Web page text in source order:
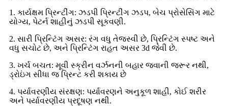
1. કાર્યક્ષમ પ્રિન્ટીંગ: ઝડપી પ્રિન્ટીંગ ઝડપ, બેચ પ્રોસેસિંગ માટે
યોગ્ય, પેટર્ન શાહીનું ઝડપી સૂકવણી.
2. સારી પ્રિન્ટિંગ અસર: રંગ વધુ તેજસ્વી છે, પ્રિન્ટિંગ સ્પષ્ટ અને
વધુ સચોટ છે, અને પ્રિન્ટિંગ રાહત અસર 3d જેવી છે.
3. ખર્ચ બચત: મૂવી સ્ક્રીન વર્ઝનની બહાર જવાની જરૂર નથી,
ડ્રોઇંગ સીધા જ પ્રિન્ટ કરી શકાય છે
4. પર્યાવરણીય સંરક્ષણ: પર્યાવરણને અનુકૂળ શાહી, કોઈ શરીર
અને પર્યાવરણીય પ્રદૂષણ નથી.